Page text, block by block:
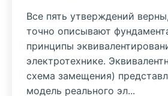
Все пять утверждений
точно описывают
принципы
электротехнике.
схема замещения)
модель реального эл...